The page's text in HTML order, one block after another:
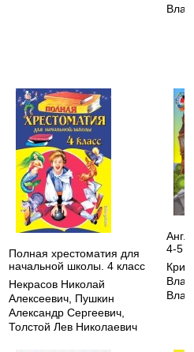
Полная хрестоматия для
начальной школы. 4 класс
Некрасов Николай
Алексеевич Пушкин
Александр Сергеевич
Толстой Лев Николаевич
4-5